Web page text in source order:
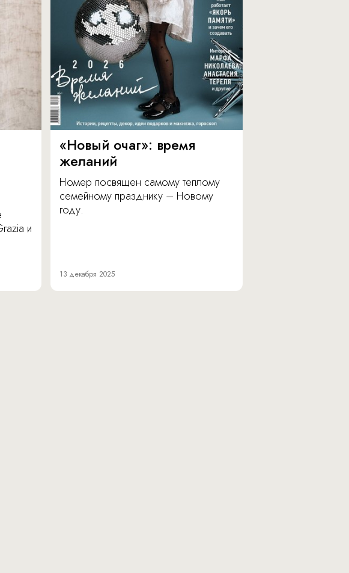
и
«Новый очаг»: время
желаний
Номер посвящен самому теплому
семейному празднику – Новому
году.
13 декабря 2025